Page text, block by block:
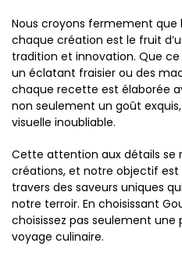
Nous croyons fermement que
chaque création est le fruit
tradition et innovation. Que
un éclatant fraisier ou des
chaque recette est élaborée
non seulement un goût
visuelle inoubliable.
Cette attention aux détails se
créations, et notre objectif est
travers des saveurs uniques
notre terroir. En choisissant
choisissez pas seulement une
voyage culinaire.